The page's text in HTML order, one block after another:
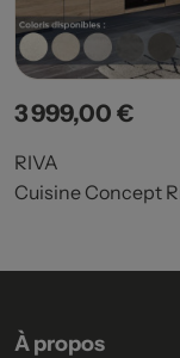
Prix
3 999,00 €
RIVA
Cuisine Concept
À propos